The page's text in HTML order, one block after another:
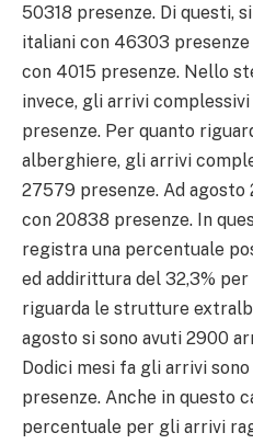
50318 presenze. Di questi,
italiani con 46303
con 4015 presenze. Nello
invece, gli arrivi
presenze. Per quanto
alberghiere, gli arrivi
27579 presenze. Ad
con 20838 presenze. In
registra una percentuale
ed addirittura del 32,3%
riguarda le strutture
agosto si sono avuti 2900
Dodici mesi fa gli arrivi
presenze. Anche in questo
percentuale per gli arrivi